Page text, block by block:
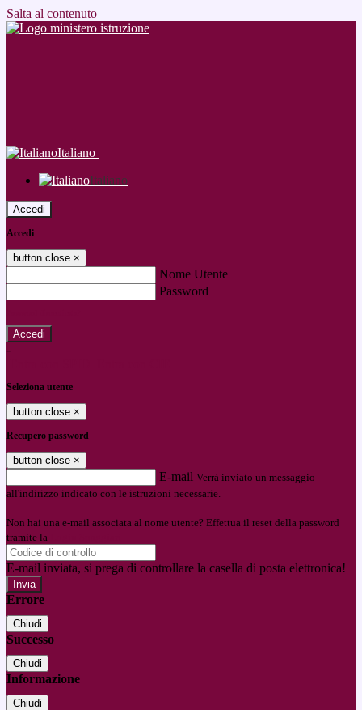
Salta al contenuto
Italiano
Italiano
Accedi
Accedi
button close ×
Nome Utente
Password
-
Seleziona utente
button close ×
Recupero password
button close ×
E-mail Verrà inviato un messaggio
all'indirizzo indicato con le istruzioni necessarie.
Non hai una e-mail associata al nome utente? Effettua il reset della password
tramite la
E-mail inviata, si prega di controllare la casella di posta elettronica!
Errore
Chiudi
Successo
Chiudi
Informazione
Chiudi